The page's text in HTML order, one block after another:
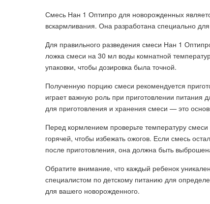
Смесь Нан 1 Оптипро для новорожденных
вскармливания. Она разработана специально
Для правильного разведения смеси Нан 1
ложка смеси на 30 мл воды комнатной
упаковки, чтобы дозировка была точной.
Полученную порцию смеси рекомендуется
играет важную роль при приготовлении питания
для приготовления и хранения смеси — это
Перед кормлением проверьте температуру
горячей, чтобы избежать ожогов. Если смесь
после приготовления, она должна быть
Обратите внимание, что каждый ребенок
специалистом по детскому питанию для
для вашего новорожденного.